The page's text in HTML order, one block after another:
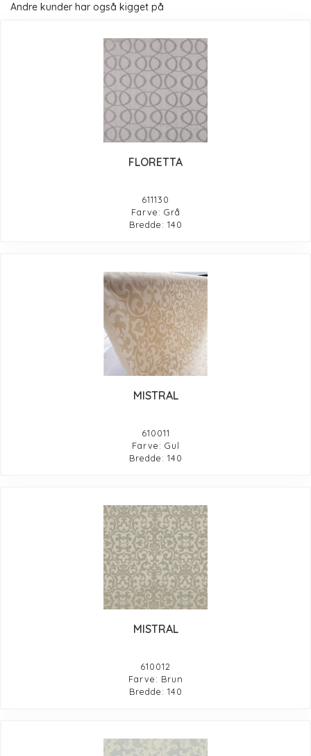
Andre kunder har også kigget på
FLORETTA
611130
Farve: Grå
Bredde: 140
MISTRAL
610011
Farve: Gul
Bredde: 140
MISTRAL
610012
Farve: Brun
Bredde: 140